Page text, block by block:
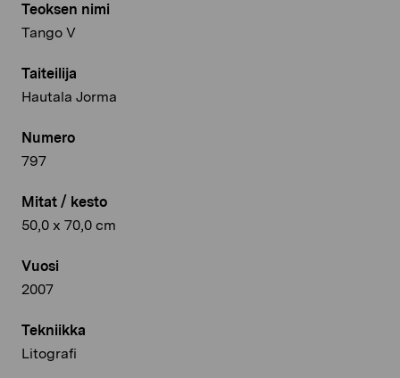
Teoksen nimi
Tango V
Taiteilija
Hautala Jorma
Numero
797
Mitat / kesto
50,0 x 70,0 cm
Vuosi
2007
Tekniikka
Litografi